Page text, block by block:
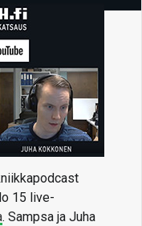
15 live-
. Sampsa ja Juha